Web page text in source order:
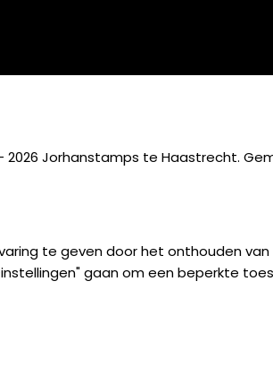
2026 Jorhanstamps te Haastrecht.
te geven door het onthouden
gaan om een beperkte